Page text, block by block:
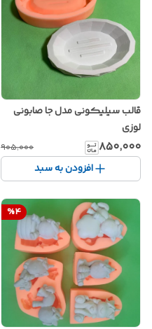
قالب سیلیکونی مدل جا صابونی
لوزی
۸۵۰٬۰۰۰ ۹۰۵٬۰۰۰
افزودن به سبد
%4